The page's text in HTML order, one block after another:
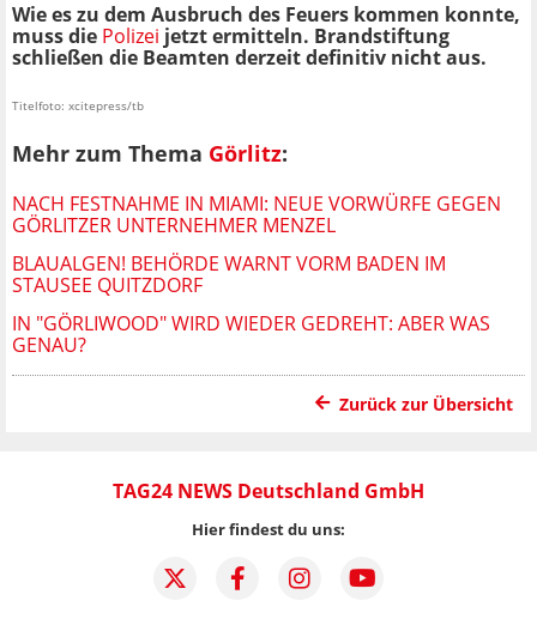
Wie es zu dem Ausbruch des Feuers kommen konnte,
muss die Polizei jetzt ermitteln. Brandstiftung
schließen die Beamten derzeit definitiv nicht aus.
Titelfoto: xcitepress/tb
Mehr zum Thema Görlitz:
NACH FESTNAHME IN MIAMI: NEUE VORWÜRFE GEGEN
GÖRLITZER UNTERNEHMER MENZEL
BLAUALGEN! BEHÖRDE WARNT VORM BADEN IM
STAUSEE QUITZDORF
IN "GÖRLIWOOD" WIRD WIEDER GEDREHT: ABER WAS
GENAU?
Zurück zur Übersicht
TAG24 NEWS Deutschland GmbH
Hier findest du uns: